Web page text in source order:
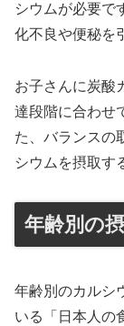
シウムが必要で
化不良や便秘を
お子さんに炭酸
達段階に合わせ
た、バランスの
シウムを摂取す
年齢別の
年齢別のカルシ
いる「日本人の